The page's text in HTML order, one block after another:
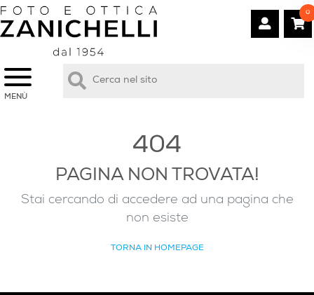
MENÙ
0
404
PAGINA NON TROVATA!
Stai cercando di accedere ad una pagina che
non esiste
TORNA IN HOMEPAGE